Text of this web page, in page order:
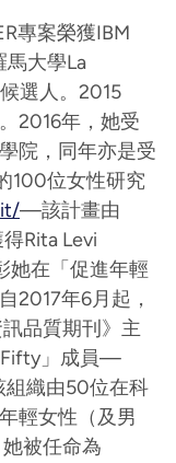
專案榮獲IBM
馬大學La
選人。2015
2016年，她受
院，同年亦是受
100位女性研究
—該計畫由
Rita Levi
她在「促進年輕
2017年6月起，
品質期刊》主
」成員—
織由50位在科
輕女性（及男
被任命為